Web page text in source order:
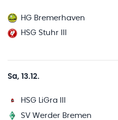
HG Bremerhaven
HSG Stuhr III
Sa, 13.12.
HSG LiGra III
SV Werder Bremen